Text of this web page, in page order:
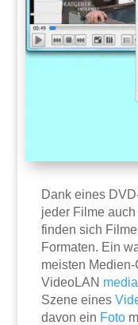
Dank eines
jeder Filme auch
finden sich
Formaten. Ein
meisten
VideoLAN media
Szene eines
davon ein Foto